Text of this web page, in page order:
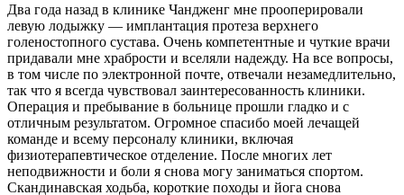
Два года назад в клинике Чандженг мне прооперировали
левую лодыжку — имплантация протеза верхнего
голеностопного сустава. Очень компетентные и чуткие врачи
придавали мне храбрости и вселяли надежду. На все вопросы,
в том числе по электронной почте, отвечали незамедлительно,
так что я всегда чувствовал заинтересованность клиники.
Операция и пребывание в больнице прошли гладко и с
отличным результатом. Огромное спасибо моей лечащей
команде и всему персоналу клиники, включая
физиотерапевтическое отделение. После многих лет
неподвижности и боли я снова могу заниматься спортом.
Скандинавская ходьба, короткие походы и йога снова